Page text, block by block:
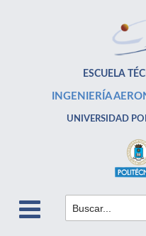
ESCUELA
INGENIERÍA
UNIVERSIDAD